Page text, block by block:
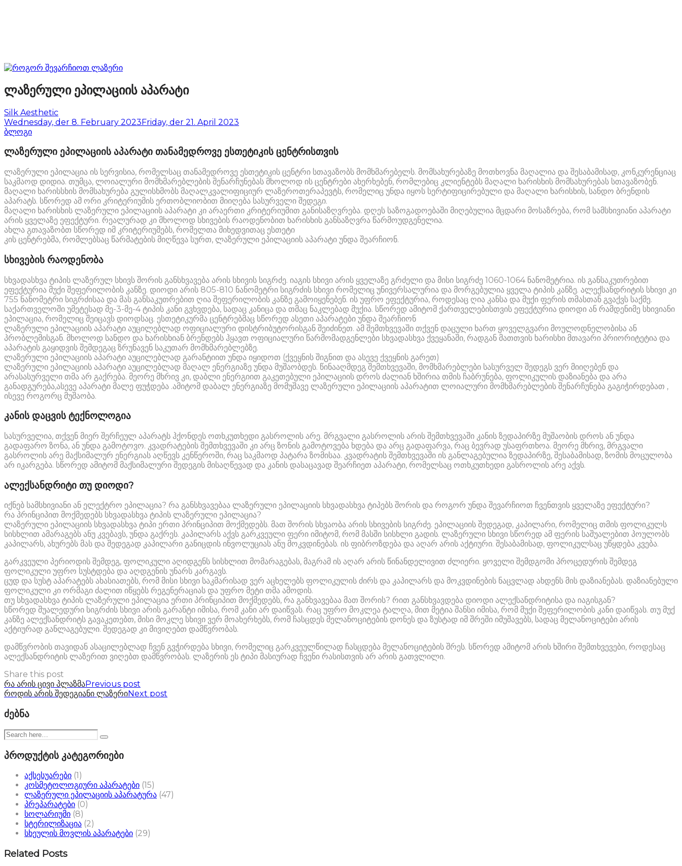
ლაზერული ეპილაციის აპარატი
by
Silk Aesthetic
Posted
on
Wednesday, der 8. February 2023Friday, der 21. April 2023
Posted
ბლოგი
ლაზერული ეპილაციის აპარატი თანამედროვე ესთეტიკის ცენტრისთვის
ლაზერული ეპილაცია ის სერვისია, რომელსაც თანამედროვე ესთეტიკის ცენტრი სთავაზობს მომხმარებელს. მომსახურებაზე მოთხოვნა მაღალია და შესაბამისად, კონკურენციაც
საკმაოდ დიდია. თუმცა, ლოიალური მომხმარებლების შენარჩუნებას მხოლოდ ის ცენტრები ახერხებენ, რომლებიც კლიენტებს მაღალი ხარისხის მომსახურებას სთავაზობენ.
მაღალი ხარისსხის მომსახურება გულისხმობს მაღალკვალიფიციურ ლაზეროთერაპევტს, რომელიც უნდა იყოს სერტიფიცირებული და მაღალი ხარისხის, სანდო ბრენდის
აპარატს. სწორედ ამ ორი კრიტერიუმის ერთობლიობით მიიღება სასურველი შედეგი.
მაღალი ხარისხის ლაზერული ეპილაციის აპარატი კი არაერთი კრიტერიუმით განისაზღვრება. დღეს საზოგადოებაში მიღებულია მცდარი მოსაზრება, რომ სამსხივიანი აპარატი
არის ყველაზე ეფექტური. რეალურად კი მხოლოდ სხივების რაოდენობით ხარისხის განსაზღვრა წარმოუდგენელია.
ახლა გთავაზობთ სწორედ იმ კრიტერიუმებს, რომელთა მიხედვითაც ესთეტი
კის ცენტრებმა, რომლებსაც წარმატების მიღწევა სურთ, ლაზერული ეპილაციის აპარატი უნდა შეარჩიონ.
სხივების რაოდენობა
სხვადასხვა ტიპის ლაზერულ სხივს შორის განსხვავება არის სხივის სიგრძე. იაგის სხივი არის ყველაზე გრძელი და მისი სიგრძე 1060-1064 ნანომეტრია. ის განსაკუთრებით
ეფექტურია მუქი შეფერილობის კანზე. დიოდი არის 805-810 ნანომეტრი სიგრძის სხივი რომელიც უნივერსალურია და მორგებულია ყველა ტიპის კანზე. ალექსანდრიტის სხივი კი
755 ნანომეტრი სიგრძისაა და მას განსაკუთრებით ღია შეფერილობის კანზე გამოიყენებენ. ის უფრო ეფექტურია, როდესაც ღია კანსა და მუქი ფერის თმასთან გვაქვს საქმე.
საქართველოში უმეტესად მე-3-მე-4 ტიპის კანი გვხვდება, სადაც კანიცა და თმაც ნაკლებად მუქია. სწორედ ამიტომ ქართველებისთვის ეფექტურია დიოდი ან რამდენიმე სხივიანი
ეპილაცია, რომელიც შეიცავს დიოდსაც. ესთეტიკურმა ცენტრებმაც სწორედ ასეთი აპარატები უნდა შეარჩიონ
ლაზერული ეპილაციის აპარატი აუცილებლად ოფიციალური დისტრიბუტორისგან შეიძინეთ. ამ შემთხვევაში თქვენ დაცული ხართ ყოველგვარი მოულოდნელობისა ან
პრობლემისგან. მხოლოდ სანდო და ხარისხიან ბრენდებს ჰყავთ ოფიციალური წარმომადგენლები სხვადასხვა ქვეყანაში, რადგან მათთვის ხარისხი მთავარი პრიორიტეტია და
აპარატის გაყიდვის შემდეგაც ზრუნავენ საკუთარ მომხმარებლებზე.
ლაზერული ეპილაციის აპარატი აუცილებლად გარანტიით უნდა იყიდოთ (ქვეყნის შიგნით და ასევე ქვეყნის გარეთ)
ლაზერული ეპილაციის აპარატი აუცილებლად მაღალ ენერგიაზე უნდა მუშაობდეს. წინააღმდეგ შემთხვევაში, მომხმარებლები სასურველ შედეგს ვერ მიიღებენ და
არასასურველი თმა არ გაქრება. მეორე მხრივ კი, დაბლი ენერგიით გაკეთებული ეპილაციის დროს ძალიან ხშირია თმის ჩაბრუნება, ფოლიკულის დაზიანება და არა
განადგურება,ასევე აპარატი მალე ფუჭდება .ამიტომ დაბალ ენერგიაზე მომუშავე ლაზერული ეპილაციის აპარატით ლოიალური მომხმარებლების შენარჩუნება გაგიჭირდებათ ,
ისევე როგორც მუშაობა.
კანის დაცვის ტექნოლოგია
სასურველია, თქვენ მიერ შერჩეულ აპარატს ჰქონდეს ოთხკუთხედი გასროლის არე. მრგვალი გასროლის არის შემთხვევაში კანის ზედაპირზე მუშაობის დროს ან უნდა
გადაფარო ზონა, ან უნდა გამოტოვო. კვადრატების შემთხვევაში კი არც ზონის გამოტოვება ხდება და არც გადაფარვა, რაც ბევრად უსაფრთხოა. მეორე მხრივ, მრგვალი
გასროლის არე მაქსიმალურ ენერგიას აღწევს კენწეროში, რაც საკმაოდ პატარა ზომისაა. კვადრატის შემთხვევაში ის განლაგებულია ზედაპირზე, შესაბამისად, ზომის მოცულობა
არ იკარგება. სწორედ ამიტომ მაქსიმალური შედეგის მისაღწევად და კანის დასაცავად შეარჩიეთ აპარატი, რომელსაც ოთხკუთხედი გასროლის არე აქვს.
ალექსანდრიტი თუ დიოდი?
იქნებ სამსხივიანი ან ელექტრო ეპილაცია? რა განსხვავებაა ლაზერული ეპილაციის სხვადასხვა ტიპებს შორის და როგორ უნდა შევარჩიოთ ჩვენთვის ყველაზე ეფექტური?
რა პრინციპით მოქმედებს სხვადასხვა ტიპის ლაზერული ეპილაცია?
ლაზერული ეპილაციის სხვადასხვა ტიპი ერთი პრინციპით მოქმედებს. მათ შორის სხვაობა არის სხივების სიგრძე. ეპილაციის შედეგად, კაპილარი, რომელიც თმის ფოლიკულს
სისხლით ამარაგებს ანუ კვებავს, უნდა გაქრეს. კაპილარს აქვს გარკვეული ფერი იმიტომ, რომ მასში სისხლი გადის. ლაზერული სხივი სწორედ ამ ფერის საშუალებით პოულობს
კაპილარს, ახურებს მას და შედეგად კაპილარი განიცდის ინვოლუციას ანუ მოკვდინებას. ის ფიბროზდება და აღარ არის აქტიური. შესაბამისად, ფოლიკულსაც უწყდება კვება.
გარკვეული პერიოდის შემდეგ, ფოლიკული აღიდგენს სისხლით მომარაგებას, მაგრამ ის აღარ არის წინანდელივით ძლიერი. ყოველი შემდგომი პროცედურის შემდეგ
ფოლიკული უფრო სუსტდება და აღდგენის უნარს კარგავს.
ცუდ და სუსტ აპარატებს ახასიათებს, რომ მისი სხივი საკმარისად ვერ აცხელებს ფოლიკულის ძირს და კაპილარს და მოკვდინების ნაცვლად ახდენს მის დაზიანებას. დაზიანებული
ფოლიკული კი ორმაგი ძალით იწყებს რეგენერაციას და უფრო მეტი თმა ამოდის.
თუ სხვადასხვა ტიპის ლაზერული ეპილაცია ერთი პრინციპით მოქმედებს, რა განხვავებაა მათ შორის? რით განსხვავდება დიოდი ალექსანდრიტისა და იაგისგან?
სწორედ შუალედური სიგრძის სხივი არის გარანტი იმისა, რომ კანი არ დაიწვას. რაც უფრო მოკლეა ტალღა, მით მეტია შანსი იმისა, რომ მუქი შეფერილობის კანი დაიწვას. თუ მუქ
კანზე ალექსანდრიტს გავაკეთებთ, მისი მოკლე სხივი ვერ მოახერხებს, რომ ჩასცდეს მელანოციტების დონეს და ზუსტად იმ შრეში იმუშავებს, სადაც მელანოციტები არის
აქტიურად განლაგებული. შედეგად კი მივიღებთ დამწვრობას.
დამწვრობის თავიდან ასაცილებლად ჩვენ გვჭირდება სხივი, რომელიც გარკვეულწილად ჩასცდება მელანოციტების შრეს. სწორედ ამიტომ არის ხშირი შემთხვევები, როდესაც
ალექსანდრიტის ლაზერით ვიღებთ დამწვრობას. ლაზერის ეს ტიპი მასიურად ჩვენი რასისთვის არ არის გათვლილი.
Share this post
პოსტის
ნავიგაცია
რა არის ცივი პლაზმაPrevious post
როდის არის შედეგიანი ლაზერიNext post
ძებნა
პროდუქტის კატეგორიები
აქსესუარები (1)
კოსმეტოლოგიური აპარატები (15)
ლაზერული ეპილაციის აპარატურა (47)
პრეპარატები (0)
სოლარიუმი (8)
სტერილიზაცია (2)
სხეულის მოვლის აპარატები (29)
Related Posts